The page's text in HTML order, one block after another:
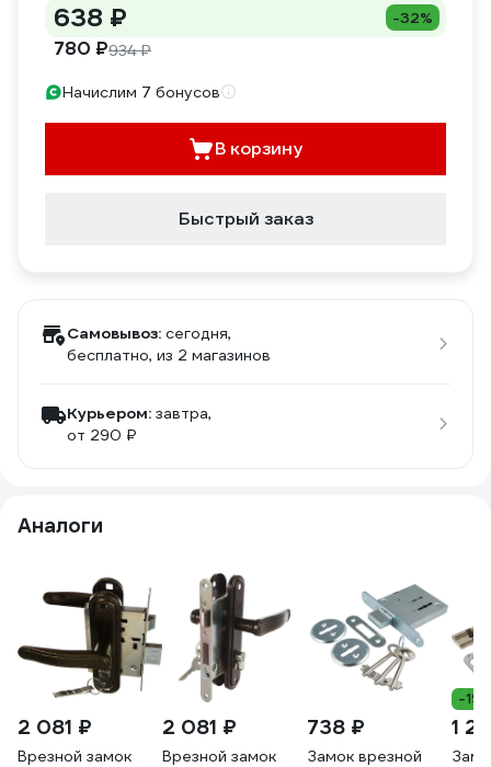
638 ₽ -32%
780 ₽934 ₽
Начислим 7 бонусов
В корзину
Быстрый заказ
Самовывоз: сегодня,
бесплатно, из 2 магазинов
Курьером: завтра,
от 290 ₽
Аналоги
2 081 ₽
Врезной замок
2 081 ₽
Врезной замок
738 ₽
Замок врезной
-
1